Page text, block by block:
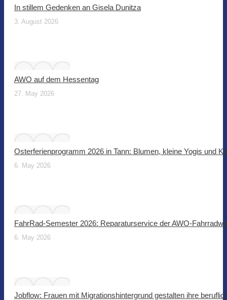
In stillem Gedenken an Gisela Dunitza
3. August 2026
AWO auf dem Hessentag
27. May 2026
Osterferienprogramm 2026 in Tann: Blumen, kleine Yogis und
6. May 2026
FahrRad-Semester 2026: Reparaturservice der AWO-
6. May 2026
Jobflow: Frauen mit Migrationshintergrund gestalten ihre